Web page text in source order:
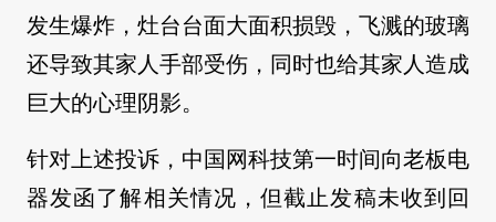
发生爆炸，灶台台面大面积损毁，飞溅的玻璃
还导致其家人手部受伤，同时也给其家人造成
巨大的心理阴影。
针对上述投诉，中国网科技第一时间向老板电
器发函了解相关情况，但截止发稿未收到回